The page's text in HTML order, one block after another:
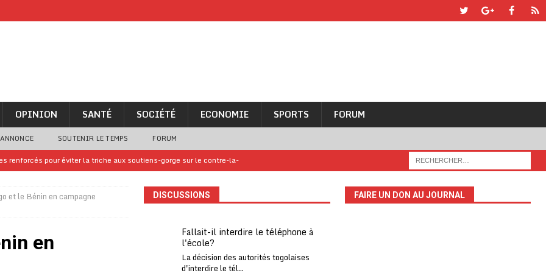
OPINION SANTÉ SOCIÉTÉ ECONOMIE SPORTS FORUM
SOUTENIR LE TEMPS FORUM
renforcés pour éviter la triche aux soutiens-gorge sur le contre-la-
confirme sa présence à la fête nationale
A LA UNE
billet de loterie gagnant que son propriétaire avait envoyé à un proche
et le Bénin en campagne
en
DISCUSSIONS
Fallait-il interdire le téléphone à
l'école?
La décision des autorités togolaises
d'interdire le tél...
FAIRE UN DON AU JOURNAL